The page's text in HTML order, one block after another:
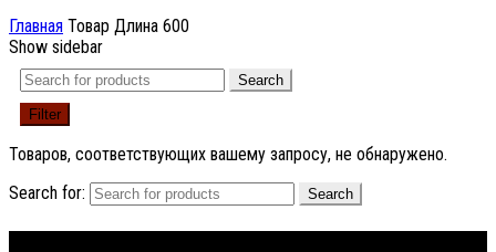
Главная Товар Длина 600
Show sidebar
Search
Filter
Товаров, соответствующих вашему запросу, не обнаружено.
Search for:
Search